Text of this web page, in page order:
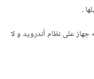
.
على نظام أندرويد و لا